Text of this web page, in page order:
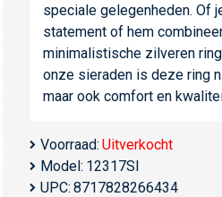
speciale gelegenheden. Of
statement of hem
minimalistische zilveren
onze sieraden is deze ring
maar ook comfort en
Voorraad: Uitverkocht
Model: 12317SI
UPC: 8717828266434